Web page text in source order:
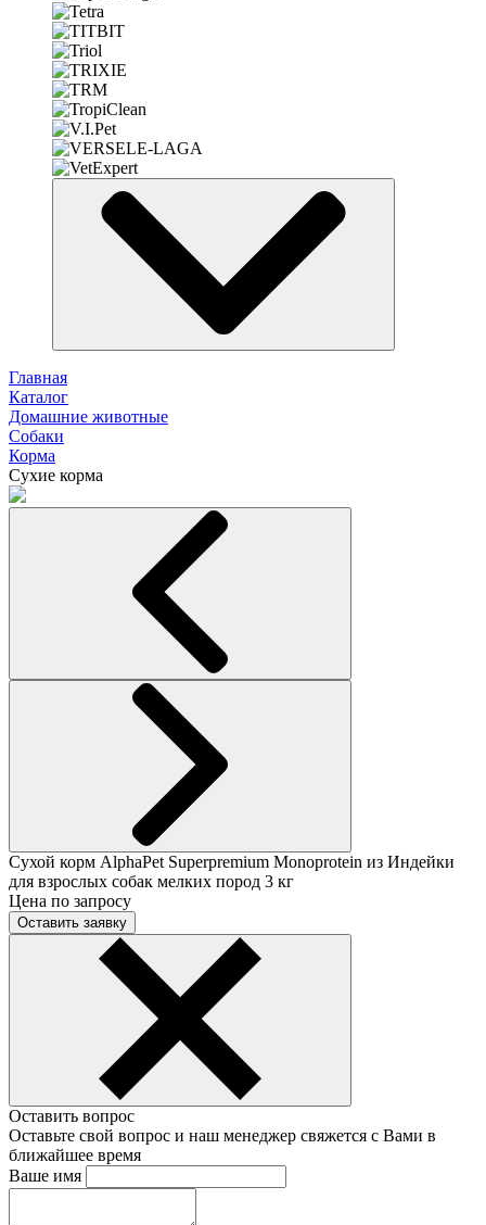
Главная
Каталог
Домашние животные
Собаки
Корма
Сухие корма
Сухой корм AlphaPet Superpremium Monoprotein из Индейки
для взрослых собак мелких пород 3 кг
Цена по запросу
Оставить заявку
Оставить вопрос
Оставьте свой вопрос и наш менеджер свяжется с Вами в
ближайшее время
Ваше имя